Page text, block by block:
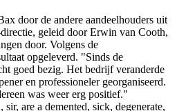
door de andere aandeelhouders uit
geleid door Erwin van Cooth,
door. Volgens de
opgeleverd. "Sinds de
goed bezig. Het bedrijf veranderde
en professioneler georganiseerd.
was weer erg positief."
are a demented, sick, degenerate,